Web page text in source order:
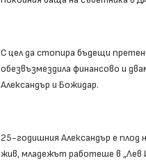
С цел да стопира бъдещи
обезвъзмездила финансово и
Александър и Божидар.
25-годишния Александър е
жив, младежът работеше в „Лев